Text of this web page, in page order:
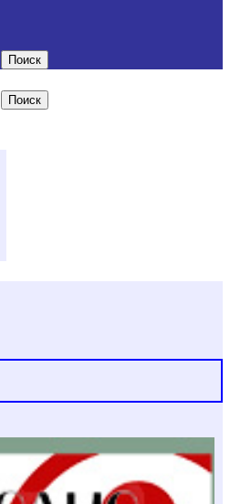
Поиск
Поиск